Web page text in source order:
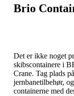
Brio
Det er ikke noget
skibscontainere i
Crane. Tag plads
jernbanetilbehør,
containerne med